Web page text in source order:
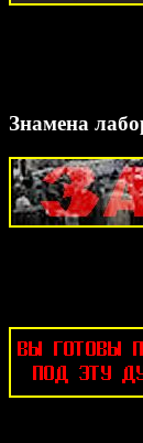
Знамена